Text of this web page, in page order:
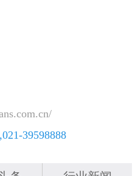
技术实力雄厚的研发
拥有UV静电喷涂烤漆
、感应?–触摸一体化
电技术、吸入式花洒
术、全自动感应技
业界领先的产品技
“实用新型”、“外观设
39598888